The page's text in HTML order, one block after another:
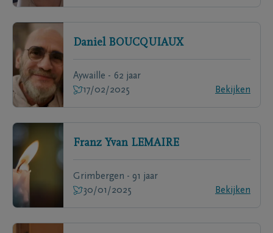
Daniel BOUCQUIAUX
Aywaille - 62 jaar
17/02/2025
Bekijken
Franz Yvan LEMAIRE
Grimbergen - 91 jaar
30/01/2025
Bekijken